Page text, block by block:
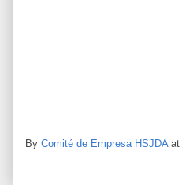
By Comité de Empresa HSJDA at